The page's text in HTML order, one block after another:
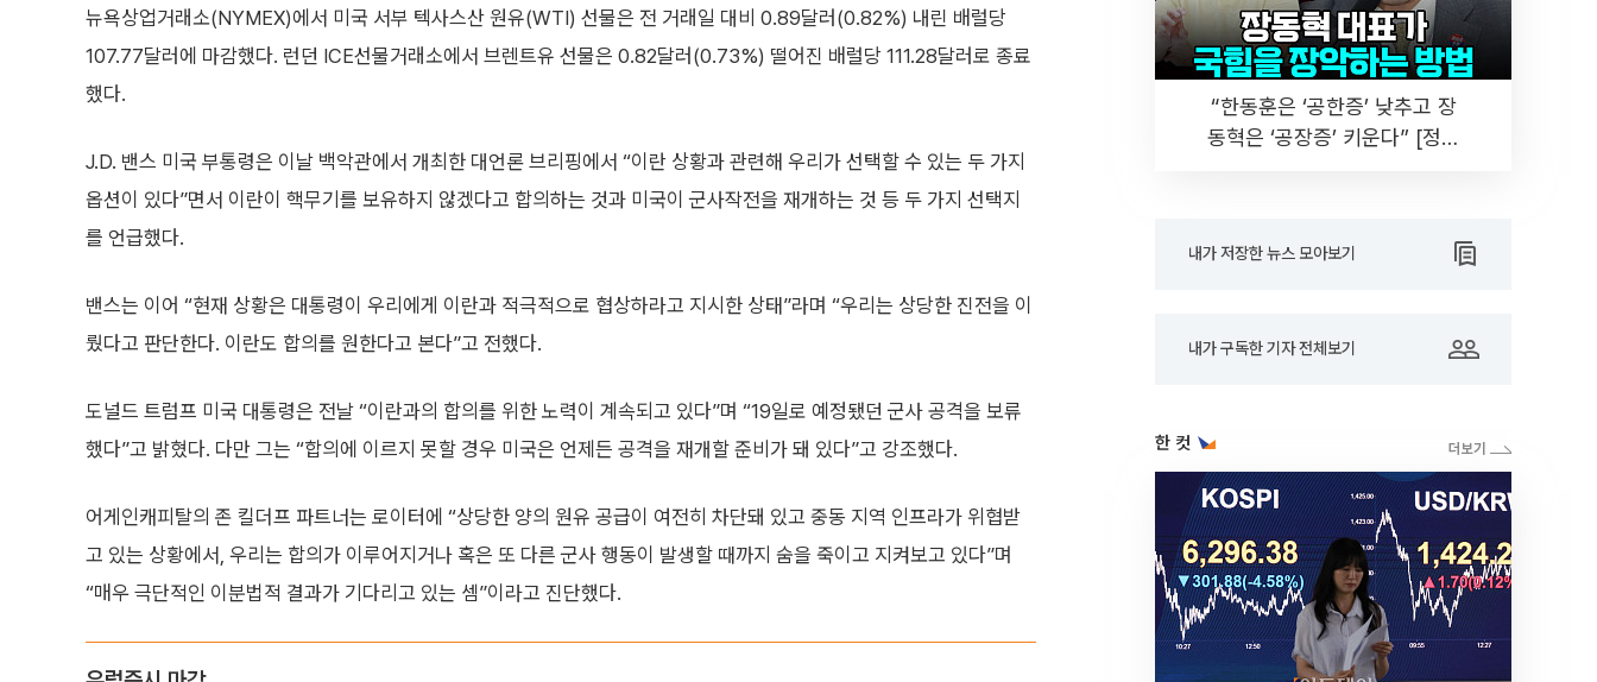
뉴욕상업거래소(NYMEX)에서 미국 서부 텍사스산 원유(WTI) 선물은 전 거래일 대비 0.89달러(0.82%) 내린 배럴당
107.77달러에 마감했다. 런던 ICE선물거래소에서 브렌트유 선물은 0.82달러(0.73%) 떨어진 배럴당 111.28달러로 종료
했다.
J.D. 밴스 미국 부통령은 이날 백악관에서 개최한 대언론 브리핑에서 “이란 상황과 관련해 우리가 선택할 수 있는 두 가지
옵션이 있다”면서 이란이 핵무기를 보유하지 않겠다고 합의하는 것과 미국이 군사작전을 재개하는 것 등 두 가지 선택지
를 언급했다.
밴스는 이어 “현재 상황은 대통령이 우리에게 이란과 적극적으로 협상하라고 지시한 상태”라며 “우리는 상당한 진전을 이
뤘다고 판단한다. 이란도 합의를 원한다고 본다”고 전했다.
도널드 트럼프 미국 대통령은 전날 “이란과의 합의를 위한 노력이 계속되고 있다”며 “19일로 예정됐던 군사 공격을 보류
했다”고 밝혔다. 다만 그는 “합의에 이르지 못할 경우 미국은 언제든 공격을 재개할 준비가 돼 있다”고 강조했다.
어게인캐피탈의 존 킬더프 파트너는 로이터에 “상당한 양의 원유 공급이 여전히 차단돼 있고 중동 지역 인프라가 위협받
고 있는 상황에서, 우리는 합의가 이루어지거나 혹은 또 다른 군사 행동이 발생할 때까지 숨을 죽이고 지켜보고 있다”며
“매우 극단적인 이분법적 결과가 기다리고 있는 셈”이라고 진단했다.
“한동훈은 ‘공한증’ 낮추고 장
동혁은 ‘공장증’ 키운다” [정치
내가 저장한 뉴스 모아보기
내가 구독한 기자 전체보기
한 컷